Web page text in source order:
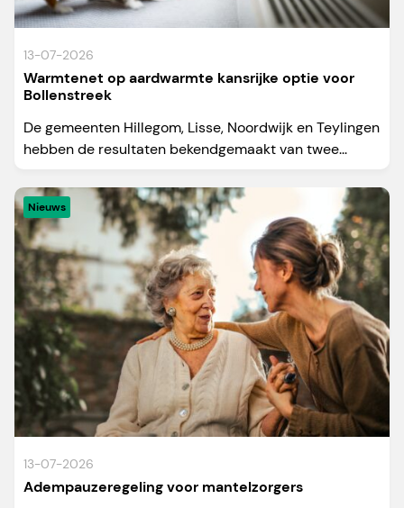
13-07-2026
Warmtenet op aardwarmte kansrijke optie voor
Bollenstreek
De gemeenten Hillegom, Lisse, Noordwijk en Teylingen
hebben de resultaten bekendgemaakt van twee...
Nieuws
13-07-2026
Adempauzeregeling voor mantelzorgers